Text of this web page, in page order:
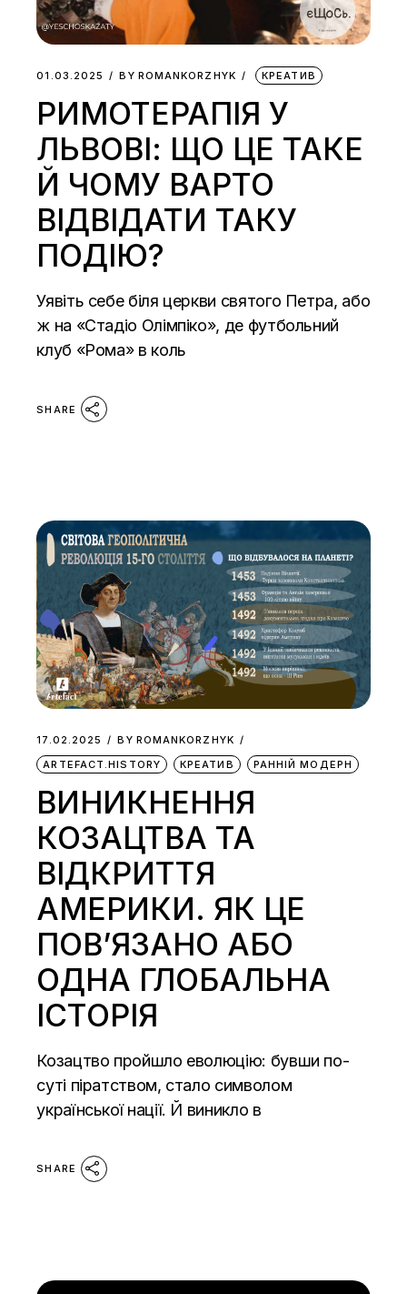
01.03.2025 BY ROMANKORZHYK КРЕАТИВ
РИМОТЕРАПІЯ У
ЛЬВОВІ: ЩО ЦЕ ТАКЕ
Й ЧОМУ ВАРТО
ВІДВІДАТИ ТАКУ
ПОДІЮ?
Уявіть себе біля церкви святого Петра, або
ж на «Стадіо Олімпіко», де футбольний
клуб «Рома» в коль
SHARE
17.02.2025 BY ROMANKORZHYK
ARTEFACT.HISTORY
КРЕАТИВ РАННІЙ МОДЕРН
ВИНИКНЕННЯ
КОЗАЦТВА ТА
ВІДКРИТТЯ
АМЕРИКИ. ЯК ЦЕ
ПОВ’ЯЗАНО АБО
ОДНА ГЛОБАЛЬНА
ІСТОРІЯ
Козацтво пройшло еволюцію: бувши по-
суті піратством, стало символом
української нації. Й виникло в
SHARE